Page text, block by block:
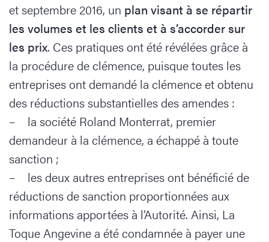
et septembre 2016, un plan visant à se répartir
les volumes et les clients et à s’accorder sur
les prix. Ces pratiques ont été révélées grâce à
la procédure de clémence, puisque toutes les
entreprises ont demandé la clémence et obtenu
des réductions substantielles des amendes :
– la société Roland Monterrat, premier
demandeur à la clémence, a échappé à toute
sanction ;
– les deux autres entreprises ont bénéficié de
réductions de sanction proportionnées aux
informations apportées à l’Autorité. Ainsi, La
Toque Angevine a été condamnée à payer une